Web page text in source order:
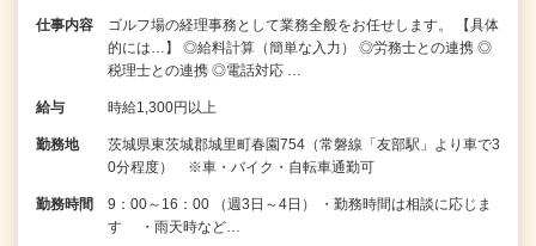
仕事内容
ゴルフ場の経理事務として業務全般をお任せします。 【具体
的には…】 ◎給料計算（簡単な入力） ◎労務士との連携 ◎
税理士との連携 ◎電話対応 …
給与 時給1,300円以上
勤務地
茨城県東茨城郡城里町春園754（常磐線「友部駅」より車で3
0分程度） ※車・バイク・自転車通勤可
勤務時間
9：00～16：00 （週3日～4日） ・勤務時間は相談に応じま
す ・雨天時など…